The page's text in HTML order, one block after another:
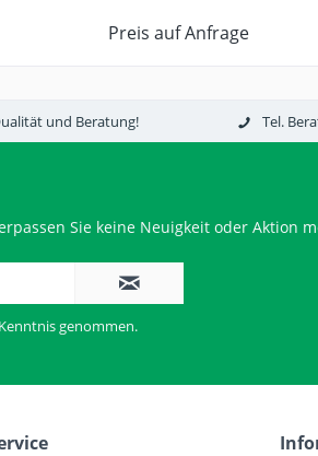
Preis auf Anfrage
und Beratung! Tel.
Sie keine Neuigkeit oder Aktion
genommen.